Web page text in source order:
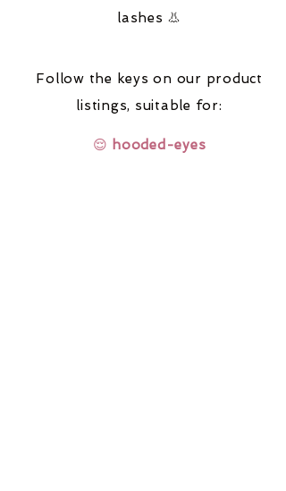
lashes 👃
Follow the keys on our product
listings, suitable for:
😌 hooded-eyes